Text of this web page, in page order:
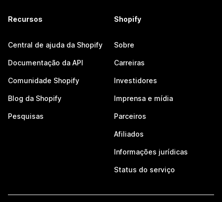
Recursos
Central de ajuda da Shopify
Documentação da API
Comunidade Shopify
Blog da Shopify
Pesquisas
Shopify
Sobre
Carreiras
Investidores
Imprensa e mídia
Parceiros
Afiliados
Informações jurídicas
Status do serviço